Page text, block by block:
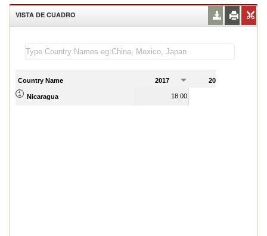
VISTA DE CUADRO
Country Name 2017 2018
Nicaragua 18.00